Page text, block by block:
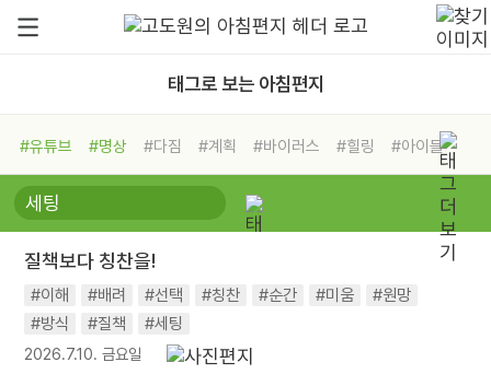
태그로 보는 아침편지
#유튜브 #명상 #다짐 #계획 #바이러스 #힐링
#아이들
#비전캠프
#독서캠프 #삶
#희망
#나눔 #친구 #링컨학교
#독서
#건강 #면역력
질책보다 칭찬을!
#이해 #배려 #선택 #칭찬 #순간 #미움
#원망
#방식
#질책 #세팅
2026.7.10. 금요일